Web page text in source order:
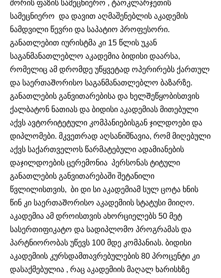
შორის ფაზის სამეცნიერო , ტაოკლარჯეთის
სამეცნიერო და დავით აღმაშენებლის აკადემის
ნამდვილი წევრი და საპატიო პროფესორი.
განათლებით იურისტმა კი 15 წლის უკან
საგანმანათლებლო აკადემია ბიდისი დაარსა,
რომელიც ამ დრომდე უწყვეტად ოპერირებს ქართულ
და საერთაᲨორისო საგანმანათლებლო ბაზარზე.
განათლების განვითარებისა და ხელᲨეწყობისთვის
ქალბატონ ნათიას და ბიდისი აკადემიას მითებული
აქვს ავტორიტეტული კომპანიებისგან ჯილდოები და
დიპლომები. მკვეთრად აღსანიშნავია, რომ მიღებული
აქვს საქართველოს წარმატებული ადამიანების
დაჯილდოების ცერემონია პერსონას ტიტული
განათლების განვითარებაში შეტანილი
წვლილისთვის, ბი დი სი აკადემიამ სულ ცოტა ხნის
წინ კი საერთაᲨორისო აკადემიის სტატუსი მიიღო.
აკადემია ამ დროისთვის ახორციელებს 50 მეტ
სასერთიფიკატო და სადიპლომო პროგრამას და
პარტნიორობას უწევს 100 მდე კომპანიას. ბიდისი
აკადემიის კურსდამთავრებულების 80 პროცენტი კი
დასაქმებულია , რაც აკადემიის მაღალ ხარისხზე